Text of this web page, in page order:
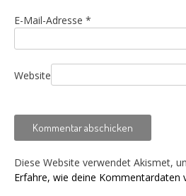
E-Mail-Adresse *
Website
Diese Website verwendet Akismet,
Erfahre, wie deine Kommentardaten